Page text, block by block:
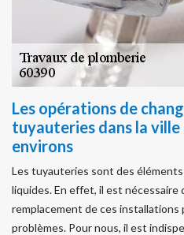
Les opérations de
tuyauteries dans la ville
environs
Les tuyauteries sont des
liquides. En effet, il est nécessaire
remplacement de ces installations
problèmes. Pour nous, il est